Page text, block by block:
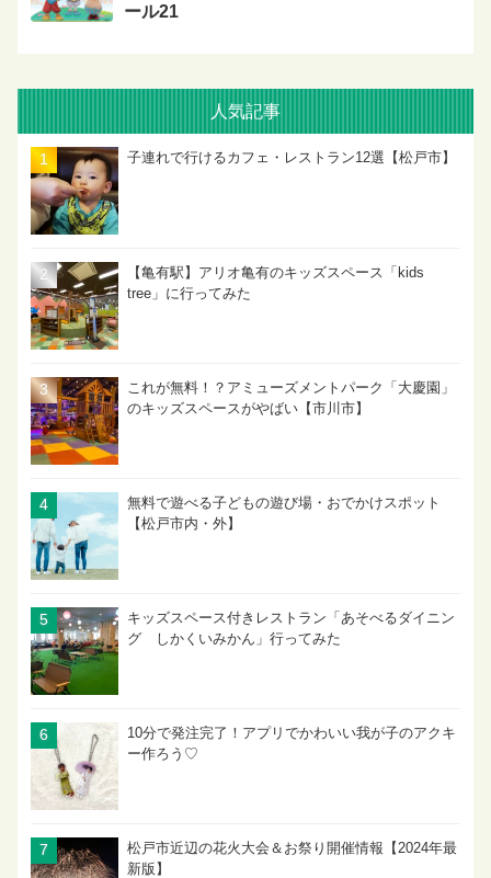
ール21
人気記事
子連れで行けるカフェ・レストラン12選【松戸市】
【亀有駅】アリオ亀有のキッズスペース「kids
tree」に行ってみた
これが無料！？アミューズメントパーク「大慶園」
のキッズスペースがやばい【市川市】
無料で遊べる子どもの遊び場・おでかけスポット
【松戸市内・外】
キッズスペース付きレストラン「あそべるダイニン
グ しかくいみかん」行ってみた
10分で発注完了！アプリでかわいい我が子のアクキ
ー作ろう♡
松戸市近辺の花火大会＆お祭り開催情報【2024年最
新版】